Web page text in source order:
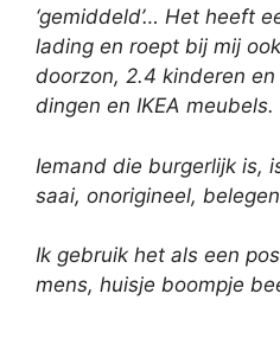
‘gemiddeld’… Het heeft
lading en roept bij mij
doorzon, 2.4 kinderen
dingen en IKEA meubels.
Iemand die burgerlijk is,
saai, onorigineel,
Ik gebruik het als een
mens, huisje boompje